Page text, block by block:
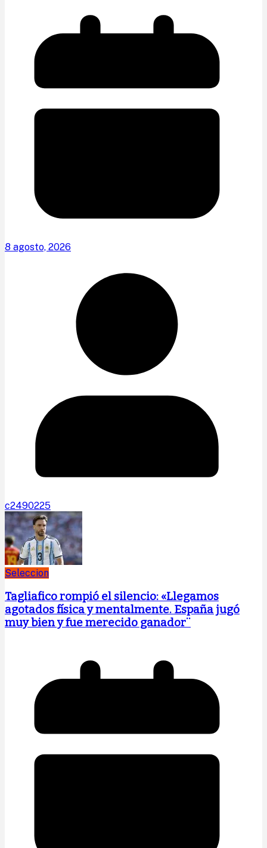
8 agosto, 2026
c2490225
Seleccion
Tagliafico rompió el silencio: «Llegamos
agotados física y mentalmente. España jugó
muy bien y fue merecido ganador¨